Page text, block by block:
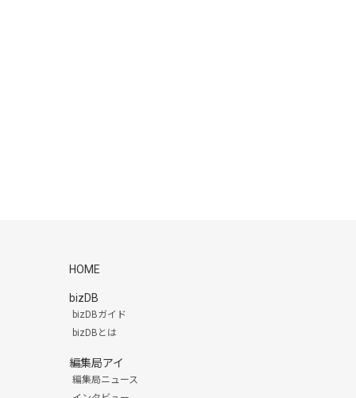
HOME
bizDB
bizDBガイド
bizDBとは
編集局アイ
編集局ニュース